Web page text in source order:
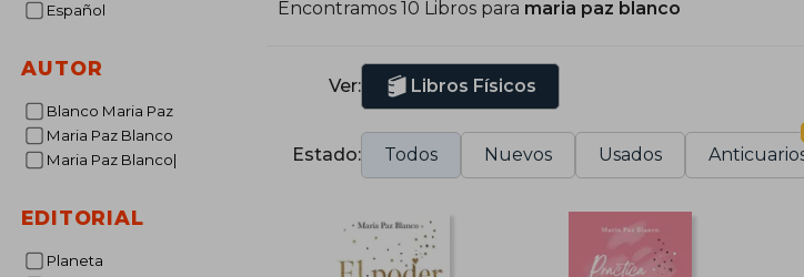
Español
AUTOR
Blanco Maria Paz
Maria Paz Blanco
Maria Paz Blanco|
EDITORIAL
Planeta
y su propio camino de sanación y
Encontramos 10 Libros para maria paz blanco
Ver: Libros Físicos
Estado: Todos Nuevos Usados